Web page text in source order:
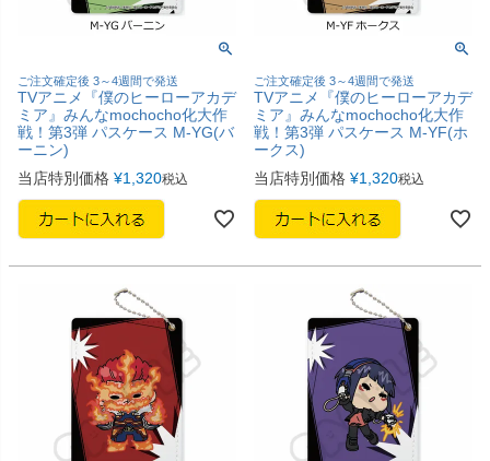
ご注文確定後 3～4週間で発送
TVアニメ『僕のヒーローアカデ
ミア』みんなmochocho化大作
戦！第3弾 パスケース M-YG(バ
ーニン)
当店特別価格 ¥1,320税込
ご注文確定後 3～4週間で発送
TVアニメ『僕のヒーローアカデ
ミア』みんなmochocho化大作
戦！第3弾 パスケース M-YF(ホ
ークス)
当店特別価格 ¥1,320税込